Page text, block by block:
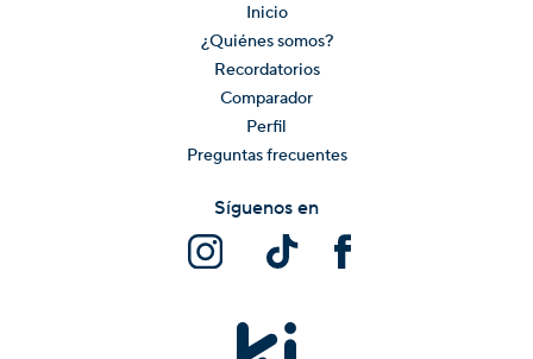
Inicio
¿Quiénes somos?
Recordatorios
Comparador
Perfil
Preguntas frecuentes
Síguenos en